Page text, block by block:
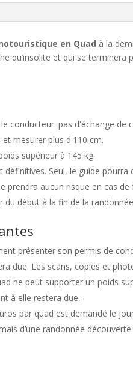
en Quad à la
qu’insolite et qui se terminera
conducteur: pas d'échange de
mesurer plus d'110 cm.
supérieur à 145 kg.
Seul, le guide pourra
prendra aucun risque en cas de
début à la fin de la
présenter son permis de
due. Les scans, copies et
ne peut supporter un poids
à elle restera due.-
par quad est demandé le
d’une randonnée